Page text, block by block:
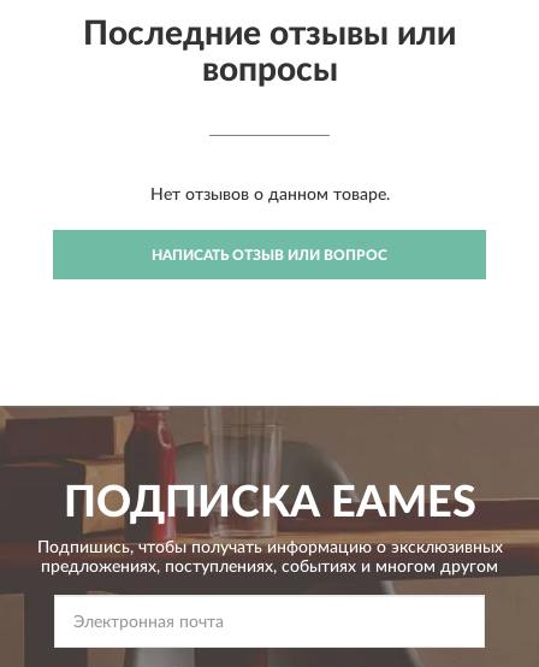
Последние отзывы или
вопросы
Нет отзывов о данном товаре.
НАПИСАТЬ ОТЗЫВ ИЛИ ВОПРОС
ПОДПИСКАEAMES
Подпишись, чтобы получать информацию о эксклюзивных
предложениях, поступлениях, событиях и многом другом